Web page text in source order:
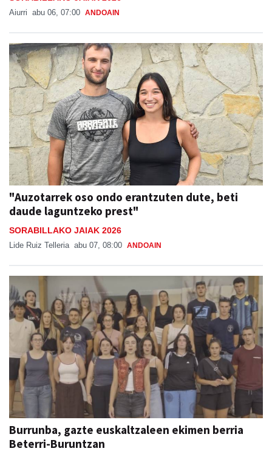
Aiurri abu 06, 07:00 ANDOAIN
"Auzotarrek oso ondo erantzuten dute, beti
daude laguntzeko prest"
SORABILLAKO JAIAK 2026
Lide Ruiz Telleria abu 07, 08:00 ANDOAIN
Burrunba, gazte euskaltzaleen ekimen berria
Beterri-Buruntzan